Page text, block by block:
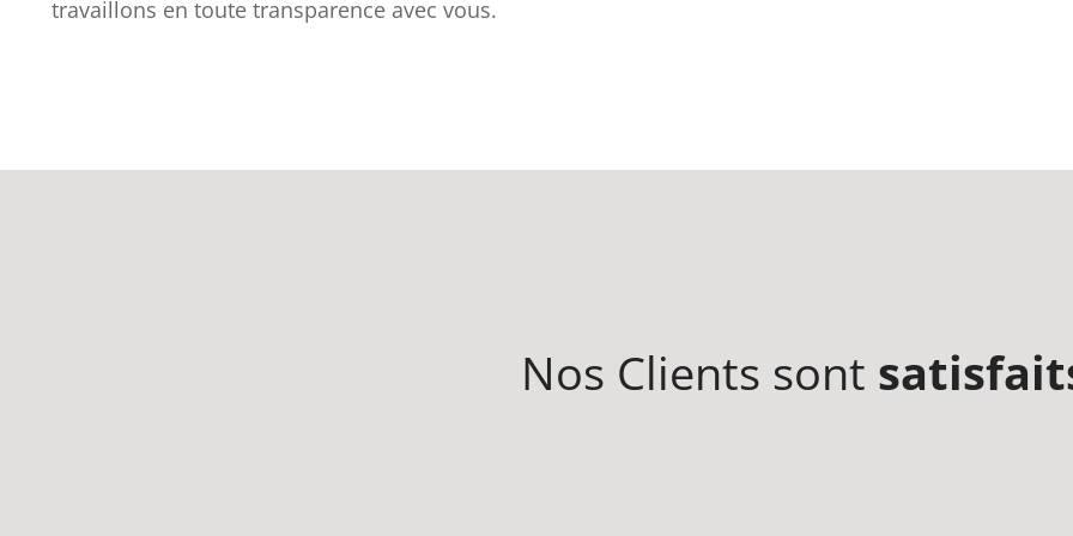
travaillons en toute transparence avec vous.
Nos Clients sont